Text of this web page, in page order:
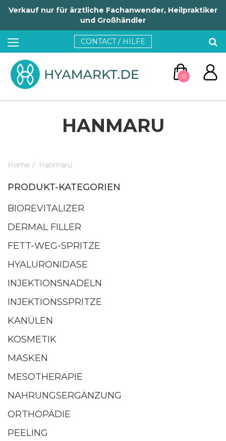
Verkauf nur für ärztliche Fachanwender, Heilpraktiker
und Großhändler
CONTACT / HILFE
0
ZUM WARENKORB
WEITER EINKAUFEN
HANMARU
Home / Hanmaru
PRODUKT-KATEGORIEN
BIOREVITALIZER
DERMAL FILLER
FETT-WEG-SPRITZE
HYALURONIDASE
INJEKTIONSNADELN
INJEKTIONSSPRITZE
KANÜLEN
KOSMETIK
MASKEN
MESOTHERAPIE
NAHRUNGSERGÄNZUNG
ORTHOPÄDIE
PEELING